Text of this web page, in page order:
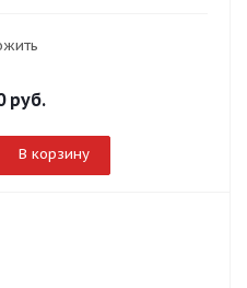
руб.
В корзину